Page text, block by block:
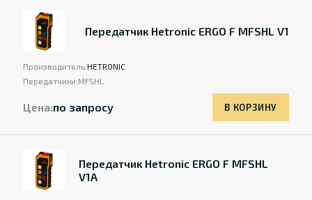
Передатчик Hetronic ERGO F MFSHL V1
Производитель:HETRONIC
Передатчики:MFSHL
Цена:по запросу В КОРЗИНУ
Передатчик Hetronic ERGO F MFSHL
V1A